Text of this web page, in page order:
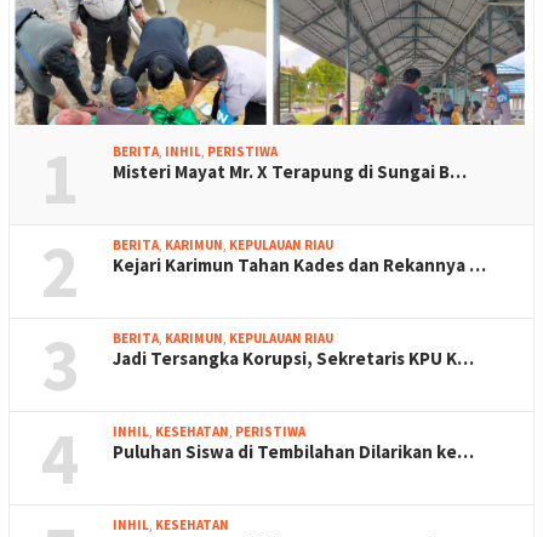
1 BERITA, INHIL, PERISTIWA
Misteri Mayat Mr. X Terapung di Sungai B…
2 BERITA, KARIMUN, KEPULAUAN RIAU
Kejari Karimun Tahan Kades dan Rekannya …
3 BERITA, KARIMUN, KEPULAUAN RIAU
Jadi Tersangka Korupsi, Sekretaris KPU K…
4 INHIL, KESEHATAN, PERISTIWA
Puluhan Siswa di Tembilahan Dilarikan ke…
INHIL, KESEHATAN